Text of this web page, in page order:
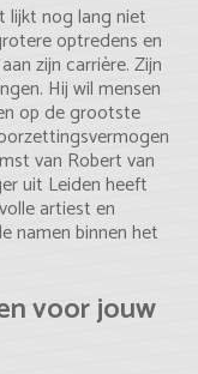
lijkt nog lang niet
optredens en
zijn carrière. Zijn
Hij wil mensen
op de grootste
van Robert van
uit Leiden heeft
artiest en
namen binnen het
voor jouw